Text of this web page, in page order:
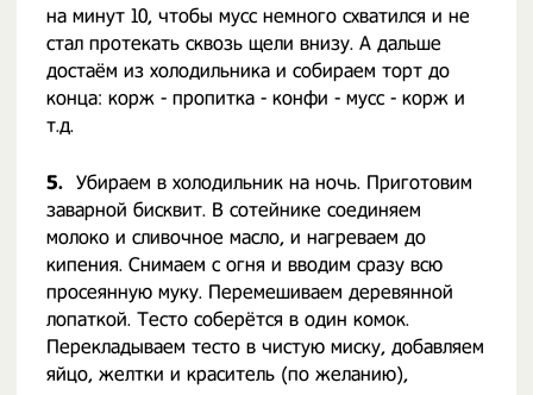
на минут 10, чтобы мусс немного схватился и не
стал протекать сквозь щели внизу. А дальше
достаём из холодильника и собираем торт до
конца: корж - пропитка - конфи - мусс - корж и
т.д.
5. Убираем в холодильник на ночь. Приготовим
заварной бисквит. В сотейнике соединяем
молоко и сливочное масло, и нагреваем до
кипения. Снимаем с огня и вводим сразу всю
просеянную муку. Перемешиваем деревянной
лопаткой. Тесто соберётся в один комок.
Перекладываем тесто в чистую миску, добавляем
яйцо, желтки и краситель (по желанию),